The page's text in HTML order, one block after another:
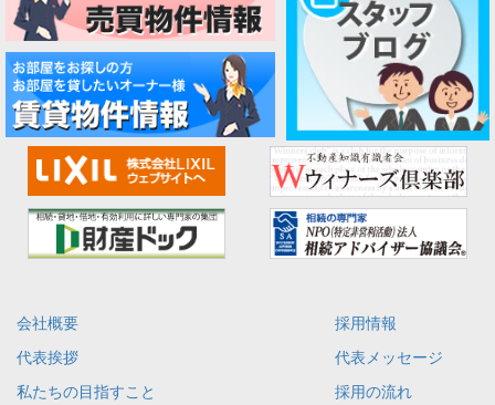
会社概要
代表挨拶
私たちの目指すこと
採用情報
代表メッセージ
採用の流れ